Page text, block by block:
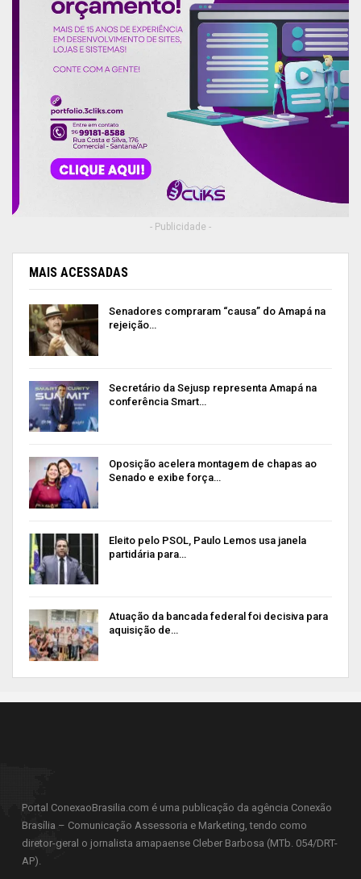
- Publicidade -
MAIS ACESSADAS
Senadores compraram “causa” do Amapá na
rejeição…
Secretário da Sejusp representa Amapá na
conferência Smart…
Oposição acelera montagem de chapas ao
Senado e exibe força…
Eleito pelo PSOL, Paulo Lemos usa janela
partidária para…
Atuação da bancada federal foi decisiva para
aquisição de…
Portal ConexaoBrasilia.com é uma publicação da agência Conexão
Brasília – Comunicação Assessoria e Marketing, tendo como
diretor-geral o jornalista amapaense Cleber Barbosa (MTb. 054/DRT-
AP).